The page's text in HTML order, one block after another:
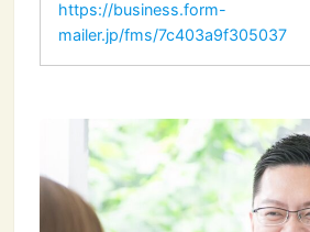
https://business.form-
mailer.jp/fms/7c403a9f305037